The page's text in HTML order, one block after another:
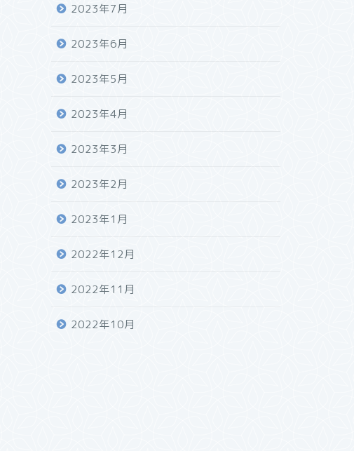
2023年7月
2023年6月
2023年5月
2023年4月
2023年3月
2023年2月
2023年1月
2022年12月
2022年11月
2022年10月